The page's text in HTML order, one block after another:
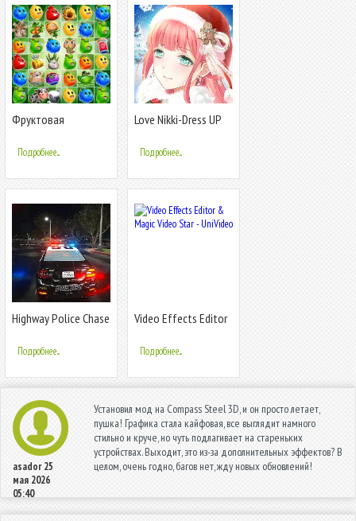
Фруктовая
Страны чудес
Подробнее...
Love Nikki-Dress UP
Подробнее...
Highway Police Chase
Подробнее...
Video Effects Editor
UniVideo
Подробнее...
asador 25
мая 2026
05:40
Установил мод на Compass Steel 3D, и он просто летает,
пушка! Графика стала кайфовая, все выглядит намного
стильно и круче, но чуть подлагивает на стареньких
устройствах. Выходит, это из-за дополнительных эффектов? В
целом, очень годно, багов нет, жду новых обновлений!